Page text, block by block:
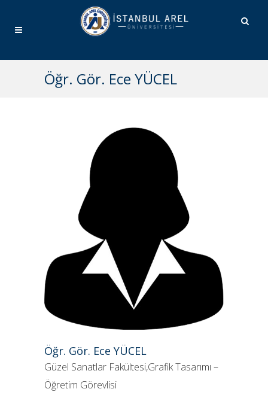
Öğr. Gör. Ece YÜCEL
Öğr. Gör. Ece YÜCEL
Güzel Sanatlar Fakültesi,Grafik Tasarımı –
Öğretim Görevlisi